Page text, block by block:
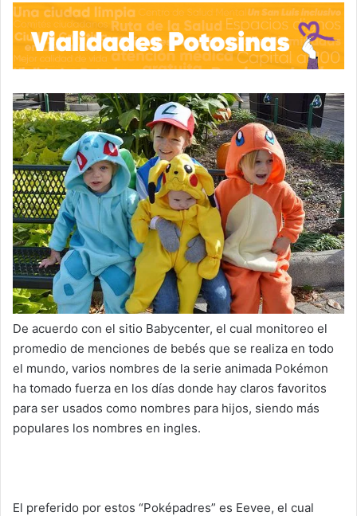
De acuerdo con el sitio Babycenter, el cual monitoreo el
promedio de menciones de bebés que se realiza en todo
el mundo, varios nombres de la serie animada Pokémon
ha tomado fuerza en los días donde hay claros favoritos
para ser usados como nombres para hijos, siendo más
populares los nombres en ingles.
El preferido por estos “Poképadres” es Eevee, el cual